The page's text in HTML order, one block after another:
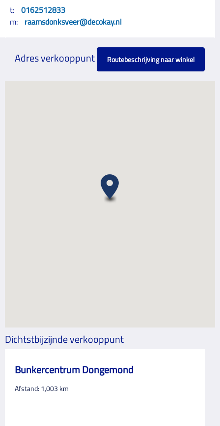
t: 0162512833
m:
raamsdonksveer@decokay.nl
Adres verkooppunt Routebeschrijving naar winkel
Dichtstbijzijnde verkooppunt
Bunkercentrum Dongemond
Afstand: 1,003 km